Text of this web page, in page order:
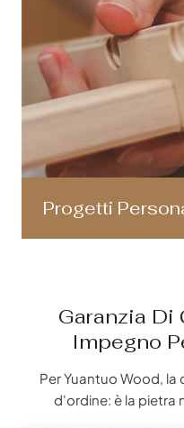
Progetti
Garanzia Di
Impegno
Per Yuantuo Wood, la
d'ordine: è la pietra